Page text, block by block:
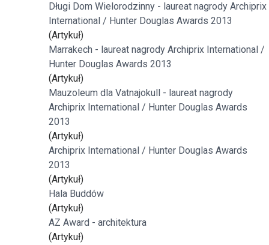
Długi Dom Wielorodzinny - laureat nagrody Archiprix
International / Hunter Douglas Awards 2013
(Artykuł)
Marrakech - laureat nagrody Archiprix International /
Hunter Douglas Awards 2013
(Artykuł)
Mauzoleum dla Vatnajokull - laureat nagrody
Archiprix International / Hunter Douglas Awards
2013
(Artykuł)
Archiprix International / Hunter Douglas Awards
2013
(Artykuł)
Hala Buddów
(Artykuł)
AZ Award - architektura
(Artykuł)